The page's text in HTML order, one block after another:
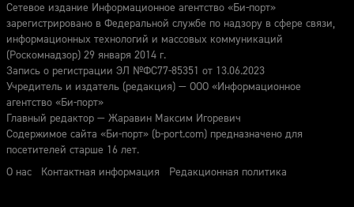
Сетевое издание Информационное агентство «Би-порт»
зарегистрировано в Федеральной службе по надзору в сфере связи,
информационных технологий и массовых коммуникаций
(Роскомнадзор) 29 января 2014 г.
Запись о регистрации ЭЛ №ФС77-85351 от 13.06.2023
Учредитель и издатель (редакция) — ООО «Информационное
агентство «Би-порт»
Главный редактор — Жаравин Максим Игоревич
Содержимое сайта «Би-порт» (b-port.com) предназначено для
посетителей старше 16 лет.
О нас
Контактная информация Редакционная политика